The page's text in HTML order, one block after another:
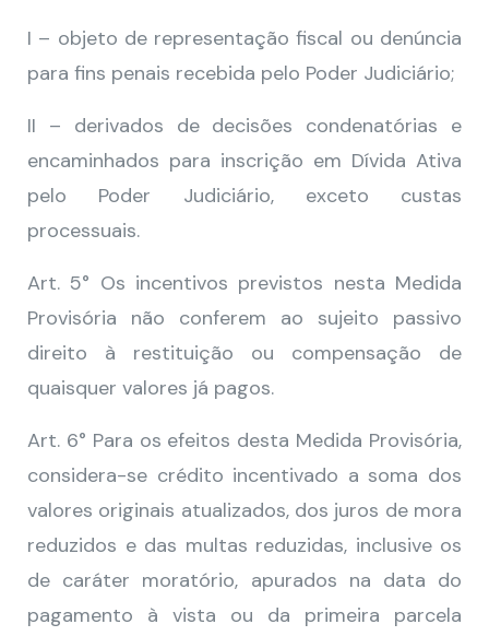
I – objeto de representação fiscal ou denúncia
para fins penais recebida pelo Poder Judiciário;
II – derivados de decisões condenatórias e
encaminhados para inscrição em Dívida Ativa
pelo Poder Judiciário, exceto custas
processuais.
Art. 5° Os incentivos previstos nesta Medida
Provisória não conferem ao sujeito passivo
direito à restituição ou compensação de
quaisquer valores já pagos.
Art. 6° Para os efeitos desta Medida Provisória,
considera-se crédito incentivado a soma dos
valores originais atualizados, dos juros de mora
reduzidos e das multas reduzidas, inclusive os
de caráter moratório, apurados na data do
pagamento à vista ou da primeira parcela